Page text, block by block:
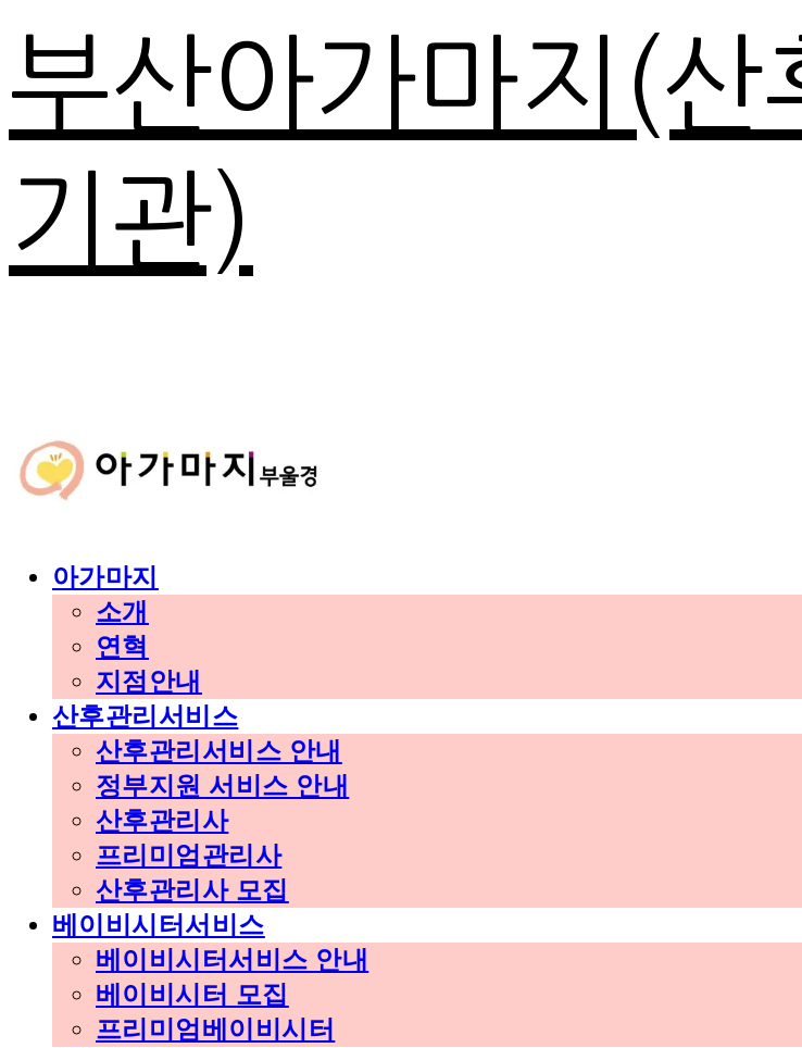
부산아가마지(산
기관)
아가마지
소개
연혁
지점안내
산후관리서비스
산후관리서비스 안내
정부지원 서비스 안내
산후관리사
프리미엄관리사
산후관리사 모집
베이비시터서비스
베이비시터서비스 안내
베이비시터 모집
프리미엄베이비시터